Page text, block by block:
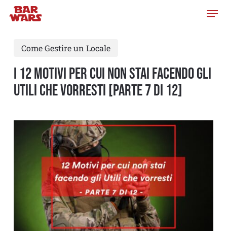
Skip
contentCome Gestire un Locale
I 12 MOTIVI PER CUI NON STAI FACENDO GLI
UTILI CHE VORRESTI [PARTE 7 di 12]